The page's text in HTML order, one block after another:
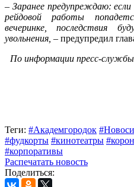
– Заранее предупреждаю:
рейдовой работы
вечеринке, последствия
увольнения, – предупредил
По информации пресс-
Теги: #Академгородок
#фудкорты #кинотеатры
#корпоративы
Распечатать новость
Поделиться: